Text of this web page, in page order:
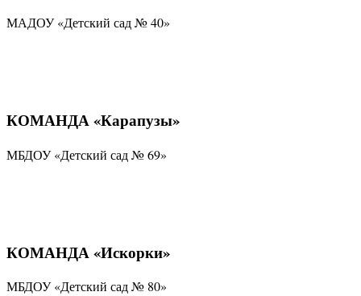
МАДОУ «Детский сад № 40»
КОМАНДА «Карапузы»
МБДОУ «Детский сад № 69»
КОМАНДА «Искорки»
МБДОУ «Детский сад № 80»